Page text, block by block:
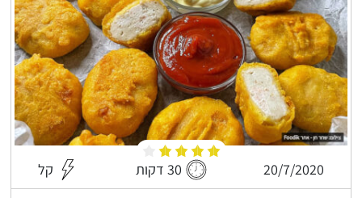
20/7/2020 30 דקות קל